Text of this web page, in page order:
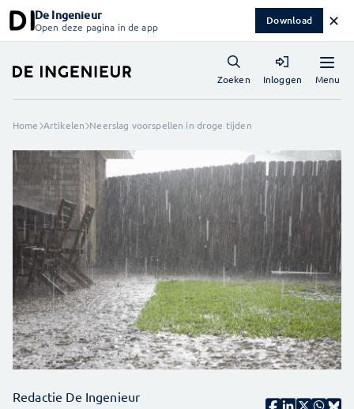
De Ingenieur
Open deze pagina in de app Download ✕
Menu
Zoeken Inloggen
Home Artikelen Neerslag voorspellen in droge tijden
Redactie De Ingenieur